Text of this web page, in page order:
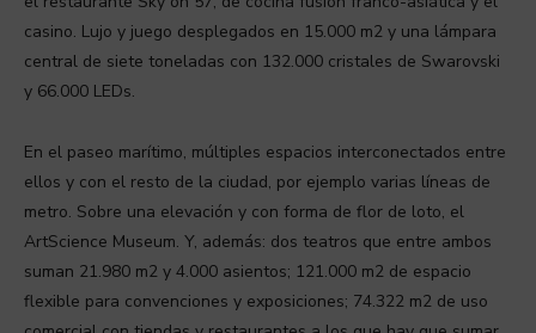
casino. Lujo y juego desplegados en 15.000 m2 y una lámpara
central de siete toneladas con 132.000 cristales de Swarovski
y 66.000 LEDs.
En el paseo marítimo, múltiples espacios interconectados entre
ellos y con el resto de la ciudad, por ejemplo varias líneas de
metro. Sobre una elevación y con forma de flor de loto, el
ArtScience Museum. Y, además: dos teatros que entre ambos
suman 21.980 m2 y 4.000 asientos; 121.000 m2 de espacio
flexible para convenciones y exposiciones; 74.322 m2 de uso